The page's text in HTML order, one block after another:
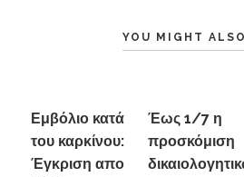
YOU MIGHT
Εμβόλιο κατά
του καρκίνου:
Έγκριση απο
Έως 1/7 η
προσκόμιση